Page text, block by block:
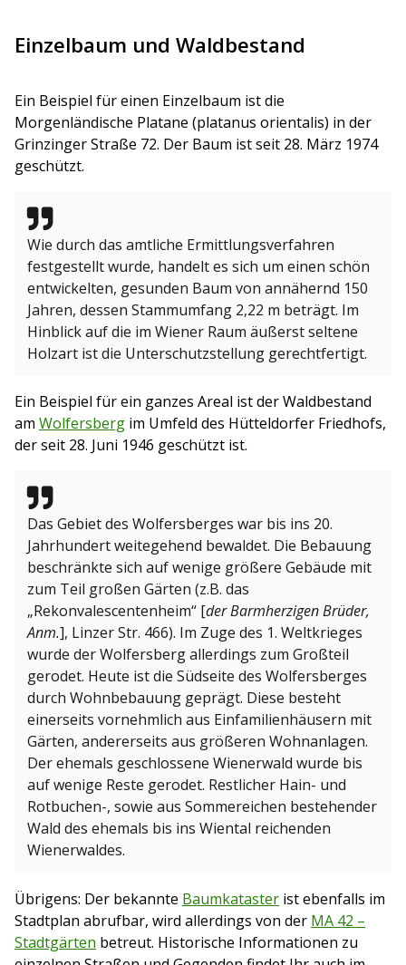
Einzelbaum und Waldbestand
Ein Beispiel für einen Einzelbaum ist die
Morgenländische Platane (platanus orientalis) in der
Grinzinger Straße 72. Der Baum ist seit 28. März 1974
geschützt.
Wie durch das amtliche Ermittlungsverfahren
festgestellt wurde, handelt es sich um einen schön
entwickelten, gesunden Baum von annähernd 150
Jahren, dessen Stammumfang 2,22 m beträgt. Im
Hinblick auf die im Wiener Raum äußerst seltene
Holzart ist die Unterschutzstellung gerechtfertigt.
Ein Beispiel für ein ganzes Areal ist der Waldbestand
am Wolfersberg im Umfeld des Hütteldorfer Friedhofs,
der seit 28. Juni 1946 geschützt ist.
Das Gebiet des Wolfersberges war bis ins 20.
Jahrhundert weitegehend bewaldet. Die Bebauung
beschränkte sich auf wenige größere Gebäude mit
zum Teil großen Gärten (z.B. das
„Rekonvalescentenheim“ [der Barmherzigen Brüder,
Anm.], Linzer Str. 466). Im Zuge des 1. Weltkrieges
wurde der Wolfersberg allerdings zum Großteil
gerodet. Heute ist die Südseite des Wolfersberges
durch Wohnbebauung geprägt. Diese besteht
einerseits vornehmlich aus Einfamilienhäusern mit
Gärten, andererseits aus größeren Wohnanlagen.
Der ehemals geschlossene Wienerwald wurde bis
auf wenige Reste gerodet. Restlicher Hain- und
Rotbuchen-, sowie aus Sommereichen bestehender
Wald des ehemals bis ins Wiental reichenden
Wienerwaldes.
Übrigens: Der bekannte Baumkataster ist ebenfalls im
Stadtplan abrufbar, wird allerdings von der MA 42 –
Stadtgärten betreut. Historische Informationen zu